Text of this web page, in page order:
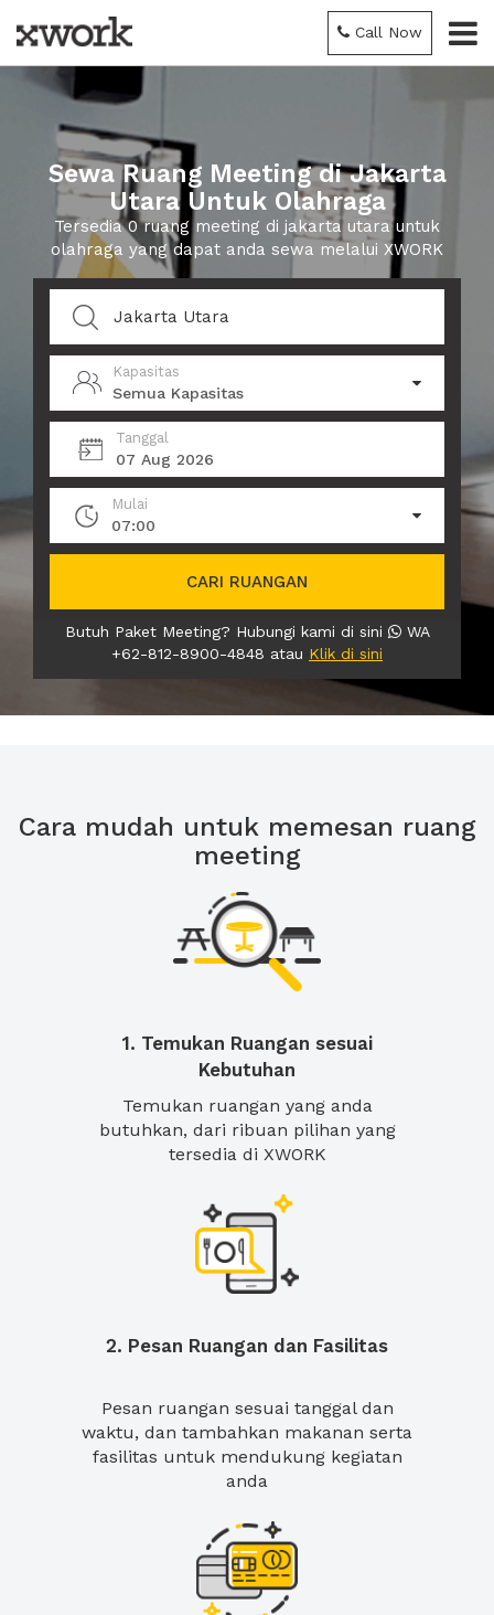
Call Now
Sewa Ruang Meeting di Jakarta
Utara Untuk Olahraga
Tersedia 0 ruang meeting di jakarta utara untuk
olahraga yang dapat anda sewa melalui XWORK
Kapasitas
Semua Kapasitas
Tanggal
07 Aug 2026
Mulai
07:00
CARI RUANGAN
Butuh Paket Meeting? Hubungi kami di sini
WA
+62-812-8900-4848 atau Klik di sini
Cara mudah untuk memesan ruang
meeting
1. Temukan Ruangan sesuai
Kebutuhan
Temukan ruangan yang anda
butuhkan, dari ribuan pilihan yang
tersedia di XWORK
2. Pesan Ruangan dan Fasilitas
Pesan ruangan sesuai tanggal dan
waktu, dan tambahkan makanan serta
fasilitas untuk mendukung kegiatan
anda